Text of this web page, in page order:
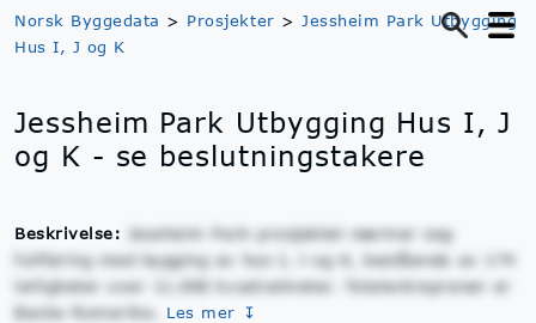
Norsk Byggedata > Prosjekter > Jessheim Park Utbygging
Hus I, J og K
Jessheim Park Utbygging Hus I, J
og K - se beslutningstakere
Beskrivelse:
Jessheim Park prosjektet nærmer seg
fullføring med bygging av hus I, J og K, bestående av 174
leiligheter over 11.000 kvadratmeter. Totalentreprenør er
Backe Romerike.
Les mer ↧